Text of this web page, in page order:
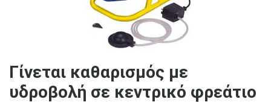
Γίνεται καθαρισμός με
υδροβολή σε κεντρικό φρεάτιο